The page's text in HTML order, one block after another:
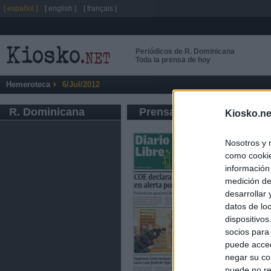
Nosotros y
como
medición
desarrollar
datos de
socios
puede
negar su
Periódicos de R. Dominicana
Toda la prensa de hoy
Hemeroteca 6/Jul/2012
R. Dominicana Prensa de Información
[ español ] [ english ] [ français ]